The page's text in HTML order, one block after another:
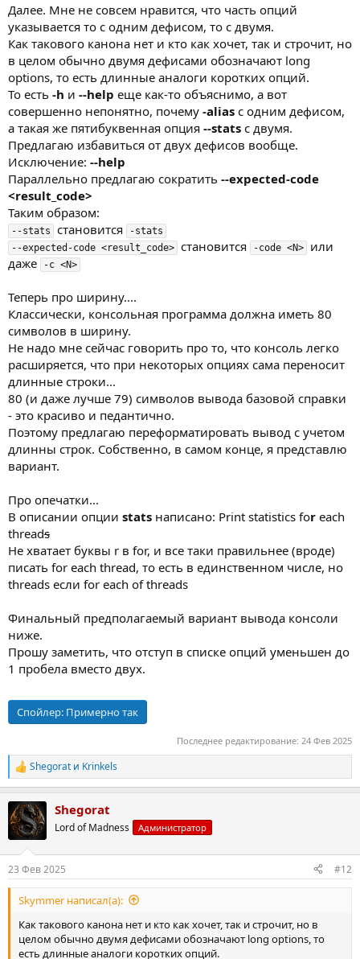
Далее. Мне не совсем нравится, что часть опций
указывается то с одним дефисом, то с двумя.
Как такового канона нет и кто как хочет, так и строчит, но
в целом обычно двумя дефисами обозначают long
options, то есть длинные аналоги коротких опций.
То есть -h и --help еще как-то объяснимо, а вот
совершенно непонятно, почему -alias с одним дефисом,
а такая же пятибуквенная опция --stats с двумя.
Предлагаю избавиться от двух дефисов вообще.
Исключение: --help
Параллельно предлагаю сократить --expected-code
<result_code>
Таким образом:
--stats становится
-stats
--expected-code <result_code> становится -code <N>
или
даже
-c <N>
Теперь про ширину....
Классически, консольная программа должна иметь 80
символов в ширину.
Не надо мне сейчас говорить про то, что консоль легко
расширяется, что при некоторых опциях сама переносит
длинные строки...
80 (и даже лучше 79) символов вывода базовой справки
- это красиво и педантично.
Поэтому предлагаю переформатировать вывод с учетом
длинны строк. Собственно, в самом конце, я представлю
вариант.
Про опечатки...
В описании опции stats написано: Print statistics for each
threads
Не хватает буквы r в for, и все таки правильнее (вроде)
писать for each thread, то есть в единственном числе, но
threads если for each of threads
Финальный предполагаемый вариант вывода консоли
ниже.
Прошу заметить, что отступ в списке опций уменьшен до
1 пробела вместо двух.
Спойлер: Примерно так
Последнее редактирование: 24 Фев 2025
Р
е
к
ц
и
Shegorat и Krinkels
Shegorat
Lord of Madness Администратор
23 Фев 2025 #12
Skymmer написал(а):
Как такового канона нет и кто как хочет, так и строчит, но в
целом обычно двумя дефисами обозначают long options, то
есть длинные аналоги коротких опций.